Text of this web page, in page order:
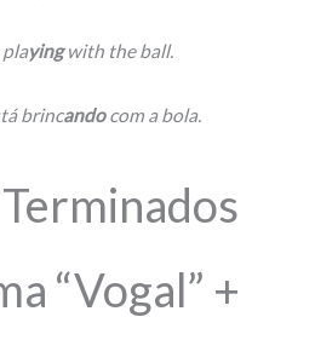
playingwith the ball.
brincandocom a bola.
“Vogal” +